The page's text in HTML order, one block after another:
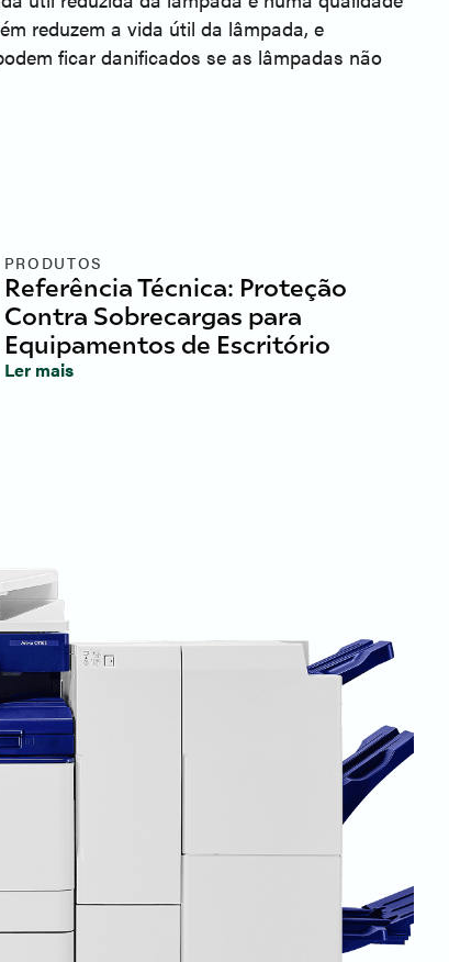
reduzem a vida útil da lâmpada, e
ficar danificados se as lâmpadas não
PRODUTOS
Referência Técnica: Proteção
Contra Sobrecargas para
Equipamentos de Escritório
Ler mais